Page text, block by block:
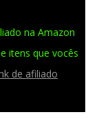
na Amazon
itens que vocês
de afiliado